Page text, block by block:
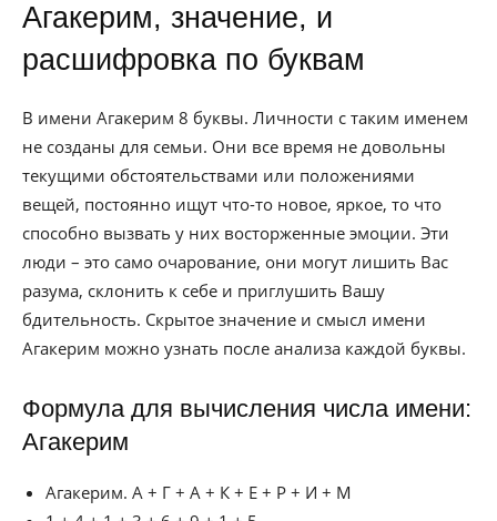
Агакерим, значение, и
расшифровка по буквам
В имени Агакерим 8 буквы. Личности с таким именем
не созданы для семьи. Они все время не довольны
текущими обстоятельствами или положениями
вещей, постоянно ищут что-то новое, яркое, то что
способно вызвать у них восторженные эмоции. Эти
люди – это само очарование, они могут лишить Вас
разума, склонить к себе и приглушить Вашу
бдительность. Скрытое значение и смысл имени
Агакерим можно узнать после анализа каждой буквы.
Формула для вычисления числа имени:
Агакерим
Агакерим. А + Г + А + К + Е + Р + И + М